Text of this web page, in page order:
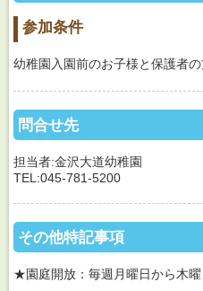
参加条件
幼稚園入園前のお子様と保護者
問合せ先
担当者:金沢大道幼稚園
TEL:045-781-5200
その他特記事項
★園庭開放：毎週月曜日から木